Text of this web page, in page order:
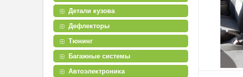
Детали кузова
Дефлекторы
Тюнинг
Багажные системы
Автоэлектроника